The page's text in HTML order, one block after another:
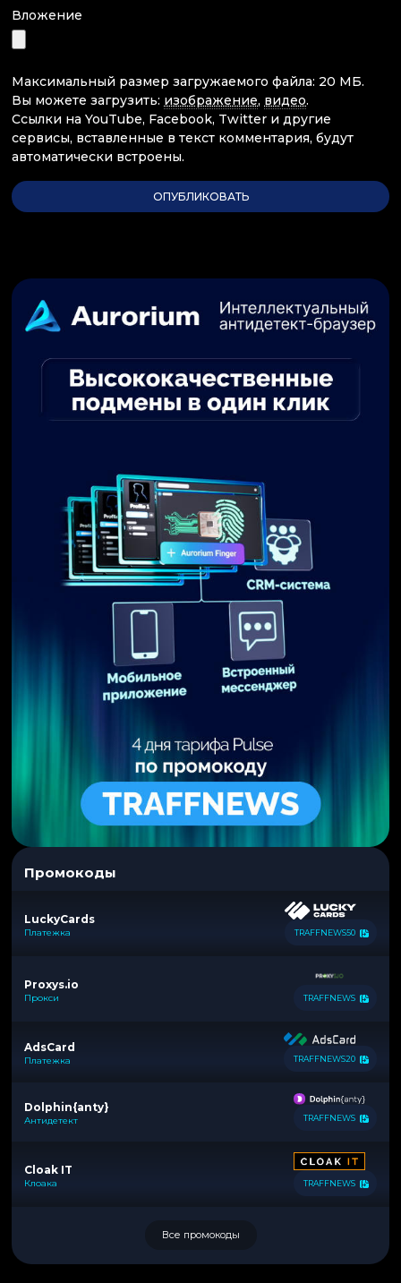
Вложение
Максимальный размер загружаемого файла: 20 МБ.
Вы можете загрузить: изображение, видео.
Ссылки на YouTube, Facebook, Twitter и другие
сервисы, вставленные в текст комментария, будут
автоматически встроены.
Промокоды
LuckyCards
Платежка TRAFFNEWS50
Proxys.io
Прокси TRAFFNEWS
AdsCard
Платежка TRAFFNEWS20
Dolphin{anty}
Антидетект TRAFFNEWS
Cloak IT
Клоака TRAFFNEWS
Все промокоды